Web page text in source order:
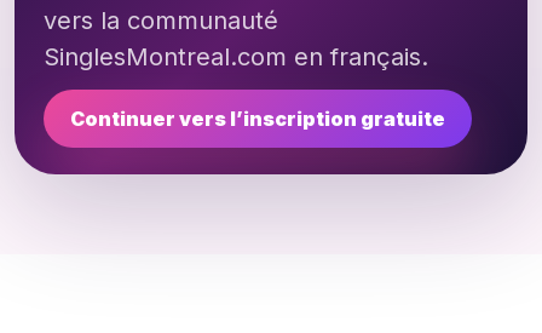
vers la communauté
SinglesMontreal.com en français.
Continuer vers l’inscription gratuite